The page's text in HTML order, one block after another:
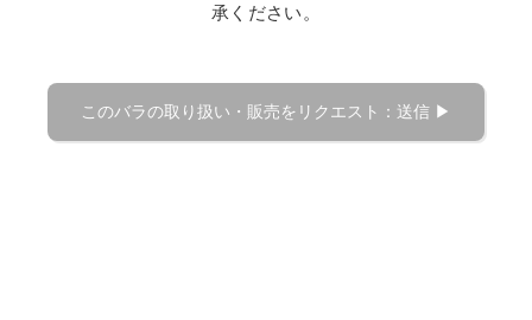
承ください。